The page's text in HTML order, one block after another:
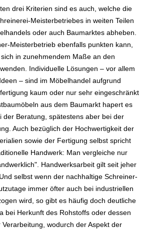
drei Kriterien sind es auch, welche die
Meisterbetriebes in weiten Teilen
oder auch Baumarktes abheben.
Meisterbetrieb ebenfalls punkten kann,
in zunehmendem Maße an den
Individuelle Lösungen – vor allem
– sind im Möbelhandel aufgrund
kaum oder nur sehr eingeschränkt
aus dem Baumarkt hapert es
der Beratung, spätestens aber bei der
Auch bezüglich der Hochwertigkeit der
sowie der Fertigung selbst spricht
Handwerk: Man vergleiche nur
Handwerksarbeit gilt seit jeher
selbst wenn der nachhaltige Schreiner-
immer öfter auch bei industriellen
wird, so gibt es häufig doch deutliche
bei Herkunft des Rohstoffs oder dessen
wodurch der Aspekt der